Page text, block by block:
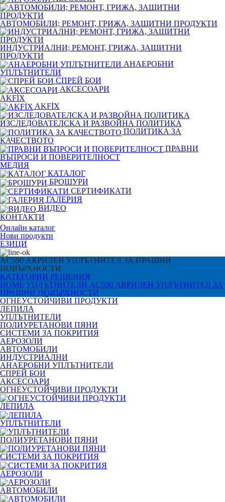
АВТОМОБИЛИ; РЕМОНТ, ГРИЖА, ЗАЩИТНИ ПРОДУКТИ
ИНДУСТРИАЛНИ; РЕМОНТ, ГРИЖА, ЗАЩИТНИ
ПРОДУКТИ
АНАЕРОБНИ
УПЛЪТНИТЕЛИ
СПРЕЙ БОИ
АКСЕСОАРИ
AKFİX
AKFİX
ИЗСЛЕДОВАТЕЛСКА И РАЗВОЙНА ПОЛИТИКА
ПОЛИТИКА ЗА
КАЧЕСТВОТО
ПРАВНИ
ВЪПРОСИ И ПОВЕРИТЕЛНОСТ
МЕДИЯ
КАТАЛОГ
БРОШУРИ
СЕРТИФИКАТИ
ГАЛЕРИЯ
ВИДЕО
КОНТАКТИ
Онлайн каталог
Нови продукти
ЕЗИЦИ
AC590 АКРИЛЕН УПЛЪТНИТЕЛ ЗА ПРАШНИ
ПОВЪРХНОСТИ
КАТЕГОРИИ РЕШЕНИЯ
HOME УПЛЪТНИТЕЛИ AC590 АКРИЛЕН УПЛЪТНИТЕЛ ЗА
ПРАШНИ ПОВЪРХНОСТИ
ОГНЕУСТОЙЧИВИ ПРОДУКТИ
ЛЕПИЛА
УПЛЪТНИТЕЛИ
ПОЛИУРЕТАНОВИ ПЯНИ
СИСТЕМИ ЗА ПОКРИТИЯ
АЕРОЗОЛИ
АВТОМОБИЛИ
ИНДУСТРИАЛНИ
АНАЕРОБНИ УПЛЪТНИТЕЛИ
СПРЕЙ БОИ
АКСЕСОАРИ
ОГНЕУСТОЙЧИВИ ПРОДУКТИ
ЛЕПИЛА
УПЛЪТНИТЕЛИ
ПОЛИУРЕТАНОВИ ПЯНИ
СИСТЕМИ ЗА ПОКРИТИЯ
АЕРОЗОЛИ
АВТОМОБИЛИ